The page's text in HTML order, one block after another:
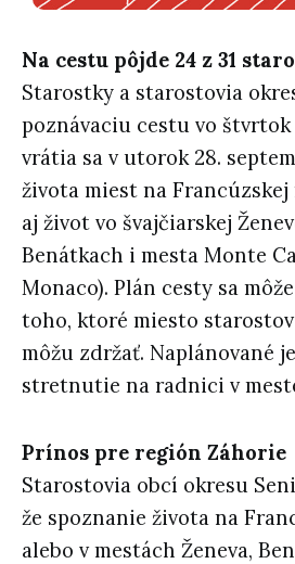
Na cestu pôjde 24 z 31
Starostky a starostovia
poznávaciu cestu vo štvrtok
vrátia sa v utorok 28.
života miest na
aj život vo švajčiarskej
Benátkach i mesta Monte
Monaco). Plán cesty sa
toho, ktoré miesto
môžu zdržať. Naplánované
stretnutie na radnici v
Prínos pre región Záhorie
Starostovia obcí okresu
že spoznanie života na
alebo v mestách Ženeva,